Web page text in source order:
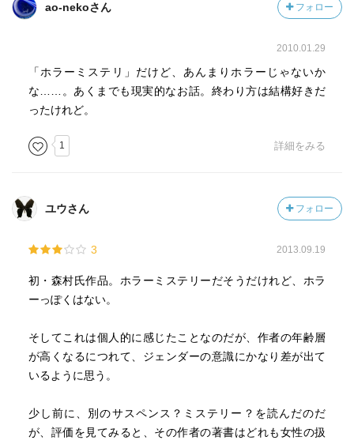
ao-nekoさん フォロー
2010.01.29
「ホラーミステリ」だけど、あんまりホラーじゃないか
な……。あくまでも現実的なお話。終わり方は結構好きだ
ったけれど。
1 詳細をみる
ユウさん フォロー
3 2013.09.19
初・森村氏作品。ホラーミステリーだそうだけれど、ホラ
ーっぽくはない。
そしてこれは個人的に感じたことなのだが、作者の年齢層
が高くなるにつれて、ジェンダーの意識にかなり差が出て
いるように思う。
少し前に、別のサスペンス？ミステリー？を読んだのだ
が、評価を見てみると、その作者の著書はどれも女性の扱